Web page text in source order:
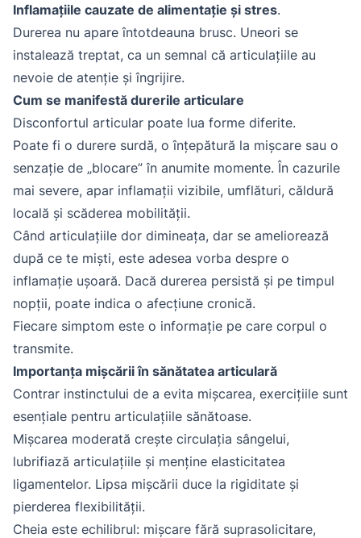
Inflamațiile cauzate de alimentație și stres.
Durerea nu apare întotdeauna brusc. Uneori se
instalează treptat, ca un semnal că articulațiile au
nevoie de atenție și îngrijire.
Cum se manifestă durerile articulare
Disconfortul articular poate lua forme diferite.
Poate fi o durere surdă, o înțepătură la mișcare sau o
senzație de „blocare” în anumite momente. În cazurile
mai severe, apar inflamații vizibile, umflături, căldură
locală și scăderea mobilității.
Când articulațiile dor dimineața, dar se ameliorează
după ce te miști, este adesea vorba despre o
inflamație ușoară. Dacă durerea persistă și pe timpul
nopții, poate indica o afecțiune cronică.
Fiecare simptom este o informație pe care corpul o
transmite.
Importanța mișcării în sănătatea articulară
Contrar instinctului de a evita mișcarea, exercițiile sunt
esențiale pentru articulațiile sănătoase.
Mișcarea moderată crește circulația sângelui,
lubrifiază articulațiile și menține elasticitatea
ligamentelor. Lipsa mișcării duce la rigiditate și
pierderea flexibilității.
Cheia este echilibrul: mișcare fără suprasolicitare,